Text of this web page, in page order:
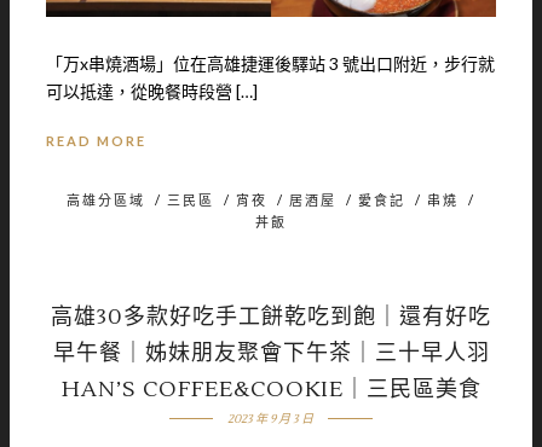
「万x串燒酒場」位在高雄捷運後驛站 3 號出口附近，步行就
可以抵達，從晚餐時段營 […]
READ MORE
高雄分區域 / 三民區 / 宵夜 / 居酒屋 / 愛食記 / 串燒
/
丼飯
高雄30多款好吃手工餅乾吃到飽｜還有好吃
早午餐｜姊妹朋友聚會下午茶｜三十早人羽
HAN’S COFFEE&COOKIE｜三民區美食
2023 年 9 月 3 日